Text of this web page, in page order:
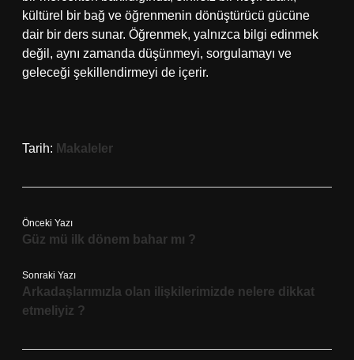
kültürel bir bağ ve öğrenmenin dönüştürücü gücüne
dair bir ders sunar. Öğrenmek, yalnızca bilgi edinmek
değil, aynı zamanda düşünmeyi, sorgulamayı ve
geleceği şekillendirmeyi de içerir.
Tarih: Makaleler
Önceki Yazı
Güz mü ilk dönem bahar mı ?
Sonraki Yazı
Arkadaşlarımızla olan ilişkilerimizde nelere dikkat
etmeliyiz ?